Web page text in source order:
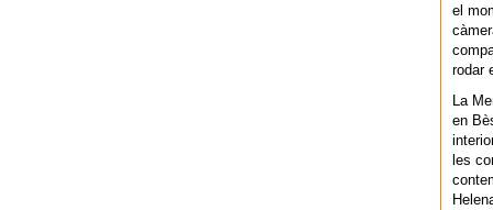
el
rodar
La
en
les